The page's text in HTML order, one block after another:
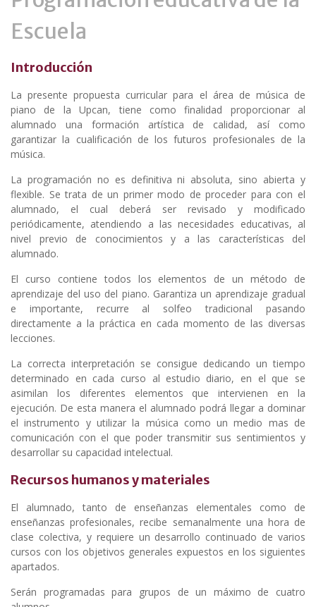
Escuela
Introducción
La presente propuesta curricular para el área de música de
piano de la Upcan, tiene como finalidad proporcionar al
alumnado una formación artística de calidad, así como
garantizar la cualificación de los futuros profesionales de la
música.
La programación no es definitiva ni absoluta, sino abierta y
flexible. Se trata de un primer modo de proceder para con el
alumnado, el cual deberá ser revisado y modificado
periódicamente, atendiendo a las necesidades educativas, al
nivel previo de conocimientos y a las características del
alumnado.
El curso contiene todos los elementos de un método de
aprendizaje del uso del piano. Garantiza un aprendizaje gradual
e importante, recurre al solfeo tradicional pasando
directamente a la práctica en cada momento de las diversas
lecciones.
La correcta interpretación se consigue dedicando un tiempo
determinado en cada curso al estudio diario, en el que se
asimilan los diferentes elementos que intervienen en la
ejecución. De esta manera el alumnado podrá llegar a dominar
el instrumento y utilizar la música como un medio mas de
comunicación con el que poder transmitir sus sentimientos y
desarrollar su capacidad intelectual.
Recursos humanos y materiales
El alumnado, tanto de enseñanzas elementales como de
enseñanzas profesionales, recibe semanalmente una hora de
clase colectiva, y requiere un desarrollo continuado de varios
cursos con los objetivos generales expuestos en los siguientes
apartados.
Serán programadas para grupos de un máximo de cuatro